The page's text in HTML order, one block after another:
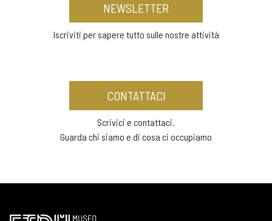
NEWSLETTER
Iscriviti per sapere tutto sulle nostre attività
CONTATTACI
Scrivici e contattaci.
Guarda chi siamo e di cosa ci occupiamo